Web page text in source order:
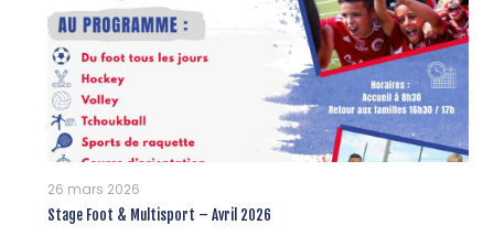
26 mars 2026
Stage Foot & Multisport – Avril 2026